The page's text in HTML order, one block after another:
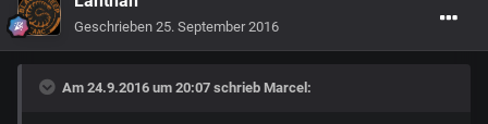
Geschrieben 25. September 2016
Am 24.9.2016 um 20:07 schrieb Marcel: